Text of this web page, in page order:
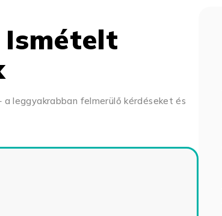
a leggyakrabban felmerülő kérdéseket és